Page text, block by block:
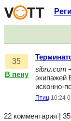
35
В пену
sibru.com
экипажей
исконно-
Птиц 10:24
22 комментария |